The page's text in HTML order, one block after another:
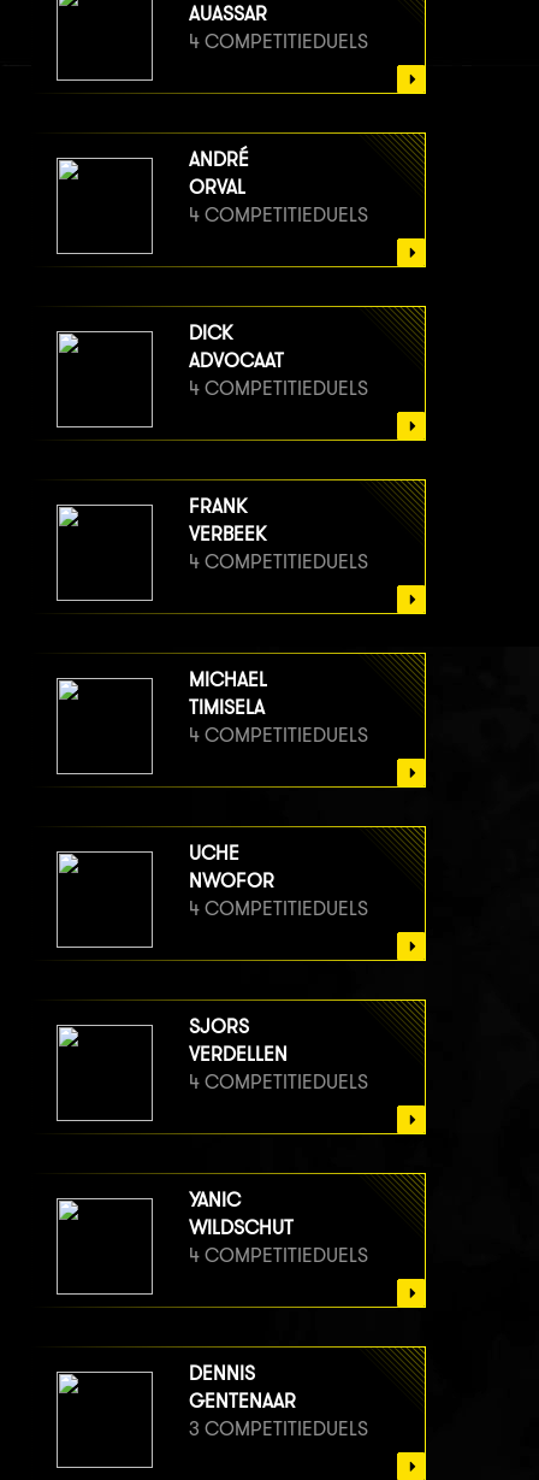
AUASSAR
4 COMPETITIEDUELS
ANDRÉ
ORVAL
4 COMPETITIEDUELS
DICK
ADVOCAAT
4 COMPETITIEDUELS
FRANK
VERBEEK
4 COMPETITIEDUELS
MICHAEL
TIMISELA
4 COMPETITIEDUELS
UCHE
NWOFOR
4 COMPETITIEDUELS
SJORS
VERDELLEN
4 COMPETITIEDUELS
YANIC
WILDSCHUT
4 COMPETITIEDUELS
DENNIS
GENTENAAR
3 COMPETITIEDUELS